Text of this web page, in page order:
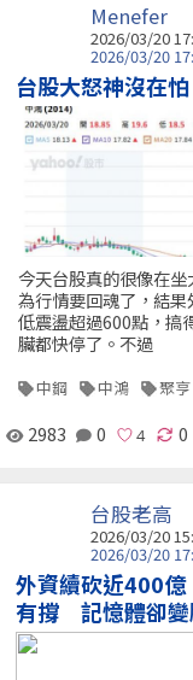
Menefer
2026/03/20
2026/03/20
台股大怒神沒在
今天台股真的很像在
為行情要回魂了，結
低震盪超過600點，搞
臟都快停了。不過
中鋼 中鴻 聚亨
2983 0 0
台股老高
2026/03/20
2026/03/20
外資續砍近400
有撐 記憶體卻變